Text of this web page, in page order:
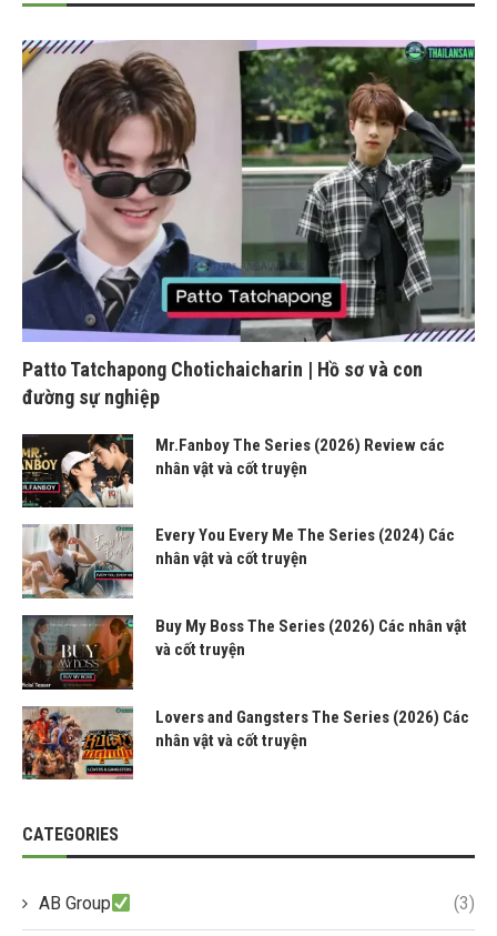
Patto Tatchapong Chotichaicharin | Hồ sơ và con
đường sự nghiệp
Mr.Fanboy The Series (2026) Review các
nhân vật và cốt truyện
Every You Every Me The Series (2024) Các
nhân vật và cốt truyện
Buy My Boss The Series (2026) Các nhân vật
và cốt truyện
Lovers and Gangsters The Series (2026) Các
nhân vật và cốt truyện
CATEGORIES
AB Group (3)